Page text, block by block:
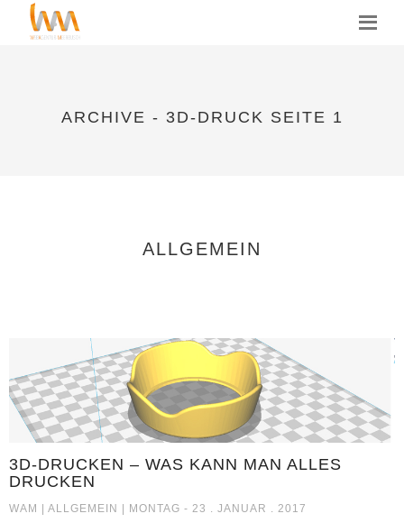
MENU
ARCHIVE - 3D-DRUCK SEITE 1
ALLGEMEIN
3D-DRUCKEN – WAS KANN MAN ALLES
DRUCKEN
WAM | ALLGEMEIN 3D-DRUCKEN – WAS KANN MAN ALLES
| MONTAG - 23 . JANUAR . 2017